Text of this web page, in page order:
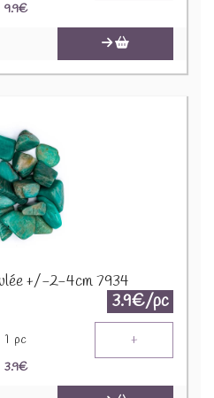
9.9€
+/-2-4cm 7934
3.9€/pc
1 pc +
3.9€